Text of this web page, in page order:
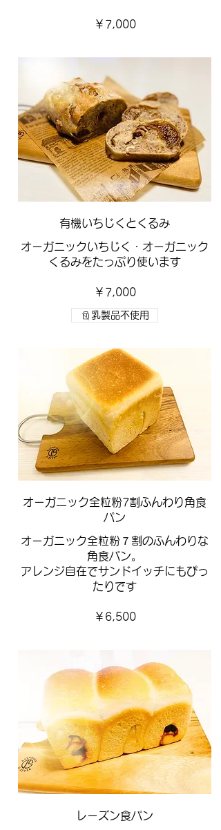
￥7,000
有機いちじくとくるみ
オーガニックいちじく・オーガニック
くるみをたっぷり使います
￥7,000
乳製品不使用
オーガニック全粒粉7割ふんわり角食
パン
オーガニック全粒粉７割のふんわりな
角食パン。
アレンジ自在でサンドイッチにもぴっ
たりです
￥6,500
レーズン食パン